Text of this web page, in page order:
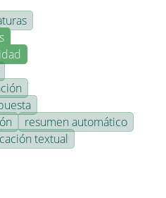
resumen automático
textual